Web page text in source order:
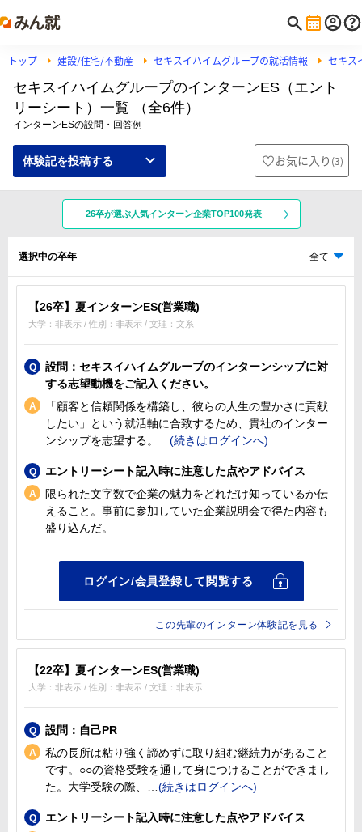
トップ 建設/住宅/不動産 セキスイハイムグループの就活情報 セキス
セキスイハイムグループのインターンES（エント
リーシート）一覧 （全6件）
インターンESの設問・回答例
体験記を投稿する お気に入り (3)
26卒が選ぶ人気インターン企業TOP100発表
選択中の卒年 全て
【26卒】夏インターンES(営業職)
大学：非表示 / 性別：非表示 / 文理：文系
設問：セキスイハイムグループのインターンシップに対
する志望動機をご記入ください。
「顧客と信頼関係を構築し、彼らの人生の豊かさに貢献
したい」という就活軸に合致するため、貴社のインター
ンシップを志望する。
エントリーシート記入時に注意した点やアドバイス
限られた文字数で企業の魅力をどれだけ知っているか伝
えること。事前に参加していた企業説明会で得た内容も
盛り込んだ。
この先輩のインターン体験記を見る
【22卒】夏インターンES(営業職)
大学：非表示 / 性別：非表示 / 文理：非表示
設問：自己PR
私の長所は粘り強く諦めずに取り組む継続力があること
です。○○の資格受験を通して身につけることができまし
た。大学受験の際、
エントリーシート記入時に注意した点やアドバイス